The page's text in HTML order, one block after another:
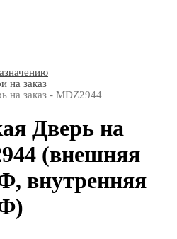
на заказ
на заказ - MDZ2944
Дверь на
(внешняя
внутренняя